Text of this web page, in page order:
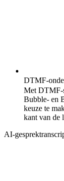
DTMF-
Met DTMF-
Bubble- en
keuze te
kant van de
AI-